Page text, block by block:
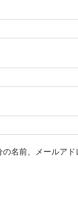
名前、メールアド